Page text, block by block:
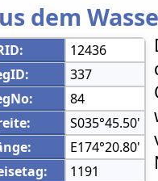
dem
12436
337
84
S035°45.50'
E174°20.80'
1191